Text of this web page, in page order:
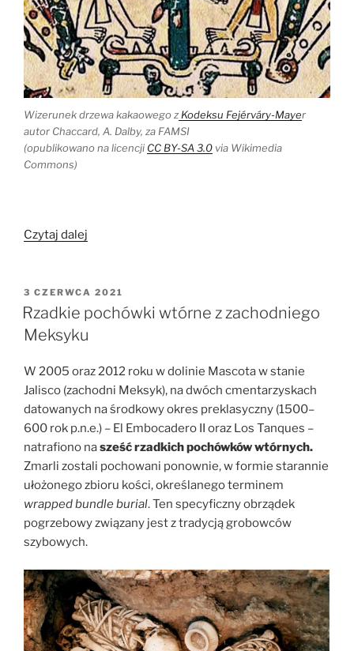
Wizerunek drzewa kakaowego z Kodeksu Fejérváry-Mayer
autor Chaccard, A. Dalby, za FAMSI
(opublikowano na licencji CC BY-SA 3.0 via Wikimedia
Commons)
Czytaj dalej
handel.
Turkusy
za
kakaowca”
OPUBLIKOWANE
W
3 CZERWCA 2021
Rzadkie pochówki wtórne z zachodniego
Meksyku
W 2005 oraz 2012 roku w dolinie Mascota w stanie
Jalisco (zachodni Meksyk), na dwóch cmentarzyskach
datowanych na środkowy okres preklasyczny (1500–
600 rok p.n.e.) – El Embocadero II oraz Los Tanques –
natrafiono nasześć rzadkich pochówków wtórnych.
Zmarli zostali pochowani ponownie, w formie starannie
ułożonego zbioru kości, określanego terminem
wrapped bundle burial. Ten specyficzny obrządek
pogrzebowy związany jest z tradycją grobowców
szybowych.